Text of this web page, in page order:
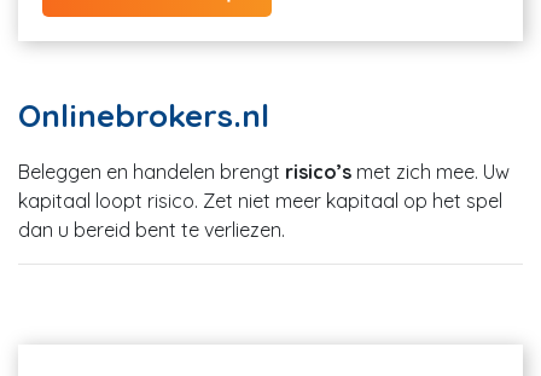
Onlinebrokers.nl
Beleggen en handelen brengt risico’s met zich mee. Uw
kapitaal loopt risico. Zet niet meer kapitaal op het spel
dan u bereid bent te verliezen.